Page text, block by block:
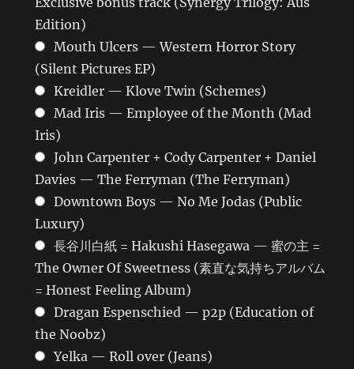
Edition)
Mouth Ulcers — Western Horror Story
(Silent Pictures EP)
Kreidler — Klove Twin (Schemes)
Mad Iris — Employee of the Month (Mad
Iris)
John Carpenter + Cody Carpenter + Daniel
Davies — The Ferryman (The Ferryman)
Downtown Boys — No Me Jodas (Public
Luxury)
長谷川白紙 = Hakushi Hasegawa — 蜜の主 =
The Owner Of Sweetness (素直な気持ちアルバム
= Honest Feeling Album)
Dragan Espenschied — p2p (Education of
the Noobz)
Yelka — Roll over (Jeans)